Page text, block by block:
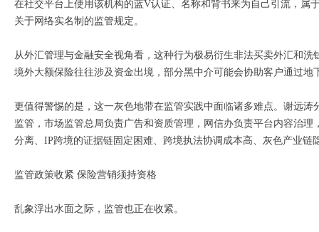
在社交平台上使用该机构的蓝V认证、名称和背书来为自己引流，
关于网络实名制的监管规定。
从外汇管理与金融安全视角看，这种行为极易衍生非法买卖外汇和
境外大额保险往往涉及资金出境，部分黑中介可能会协助客户通过
更值得警惕的是，这一灰色地带在监管实践中面临诸多难点。谢远
监管，市场监管总局负责广告和资质管理，网信办负责平台内容治
分离、IP跨境的证据链固定困难、跨境执法协调成本高、灰色产业链
监管政策收紧 保险营销须持资格
乱象浮出水面之际，监管也正在收紧。